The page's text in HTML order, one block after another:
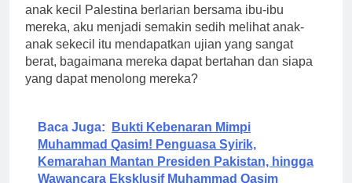
anak kecil Palestina berlarian bersama ibu-ibu
mereka, aku menjadi semakin sedih melihat anak-
anak sekecil itu mendapatkan ujian yang sangat
berat, bagaimana mereka dapat bertahan dan siapa
yang dapat menolong mereka?
Baca Juga:
Bukti Kebenaran Mimpi
Muhammad Qasim! Penguasa Syirik,
Kemarahan Mantan Presiden Pakistan, hingga
Wawancara Eksklusif Muhammad Qasim